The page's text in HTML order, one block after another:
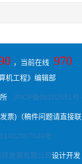
，当前在线 970
机工程》编辑部
所 沪ICP备08102551号
)（稿件问题请直接
号
发展有限公司设计开发